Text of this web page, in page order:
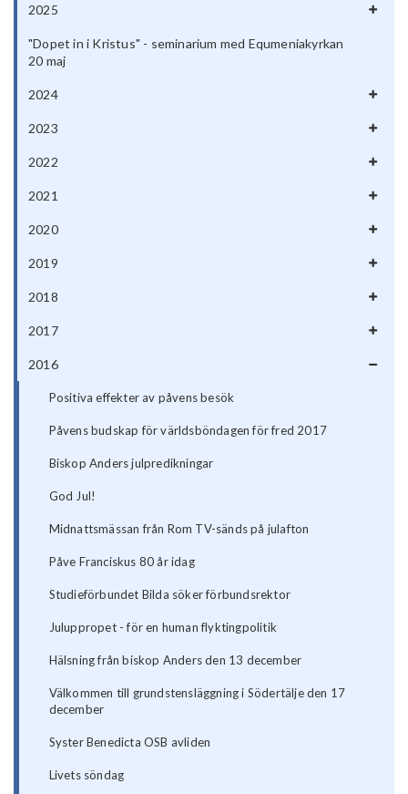
2025
"Dopet in i Kristus" - seminarium med Equmeniakyrkan
20 maj
2024
2023
2022
2021
2020
2019
2018
2017
2016
Positiva effekter av påvens besök
Påvens budskap för världsböndagen för fred 2017
Biskop Anders julpredikningar
God Jul!
Midnattsmässan från Rom TV-sänds på julafton
Påve Franciskus 80 år idag
Studieförbundet Bilda söker förbundsrektor
Juluppropet - för en human flyktingpolitik
Hälsning från biskop Anders den 13 december
Välkommen till grundstensläggning i Södertälje den 17
december
Syster Benedicta OSB avliden
Livets söndag